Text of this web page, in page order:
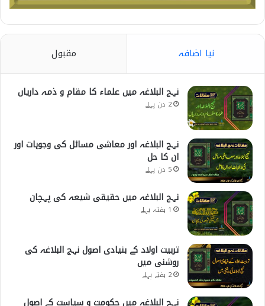
نیا اضافہ مقبول
نہج البلاغہ میں علماء کا مقام و ذمہ داریاں
2 دن پہلے
نہج البلاغہ اور معاشی مسائل کی وجوہات اور
ان کا حل
5 دن پہلے
نہج البلاغہ میں حقیقی شیعہ کی پہچان
1 ہفتہ پہلے
تربیت اولاد کے بنیادی اصول نہج البلاغہ کی
روشنی میں
2 ہفتے پہلے
نہج البلاغہ میں حکومت و سیاست کے اصول